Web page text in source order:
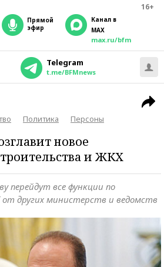
16+
прямой
эфир
Канал в
MAX
max.ru/bfm
Telegram
t.me/BFMnews
Политика Персоны
новое
и ЖКХ
перейдут все функции по
других министерств и ведомств